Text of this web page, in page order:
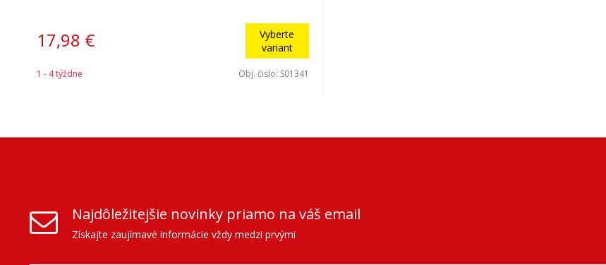
17,98 €
Vyberte
variant
1 - 4 týždne Obj. čislo: S01341
Najdôležitejšie novinky priamo na váš email
Získajte zaujímavé informácie vždy medzi prvými